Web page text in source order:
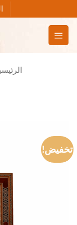
للمحتوى
تخفيض!